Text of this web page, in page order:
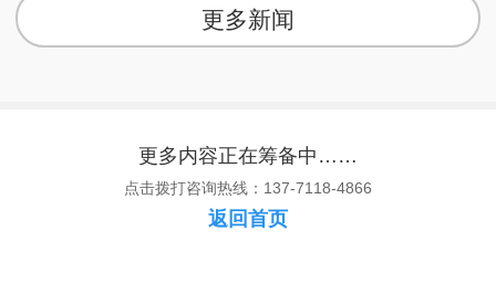
更多新闻
更多内容正在筹备中……
点击拨打咨询热线：137-7118-4866
返回首页